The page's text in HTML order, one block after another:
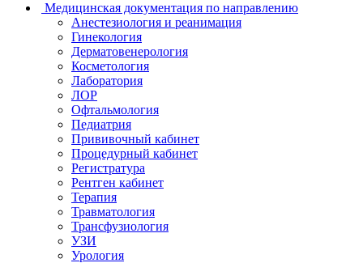
Медицинская документация по направлению
Анестезиология и реанимация
Гинекология
Дерматовенерология
Косметология
Лаборатория
ЛОР
Офтальмология
Педиатрия
Прививочный кабинет
Процедурный кабинет
Регистратура
Рентген кабинет
Терапия
Травматология
Трансфузиология
УЗИ
Урология